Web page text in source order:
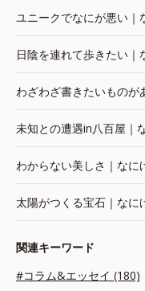
ユニークでなにが悪い｜
日陰を連れて歩きたい｜
わざわざ書きたいものが
未知との遭遇in八百屋｜
わからない美しさ｜なに
太陽がつくる宝石｜なに
関連キーワード
#コラム&エッセイ (180)